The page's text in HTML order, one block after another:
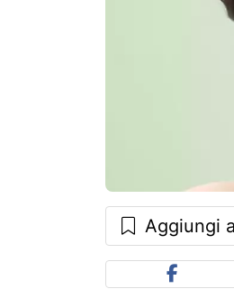
Aggiungi